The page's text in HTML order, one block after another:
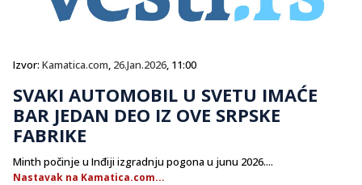
Izvor: Kamatica.com, 26.Jan.2026, 11:00
SVAKI AUTOMOBIL U SVETU IMAĆE
BAR JEDAN DEO IZ OVE SRPSKE
FABRIKE
Minth počinje u Inđiji izgradnju pogona u junu 2026....
Nastavak na Kamatica.com...